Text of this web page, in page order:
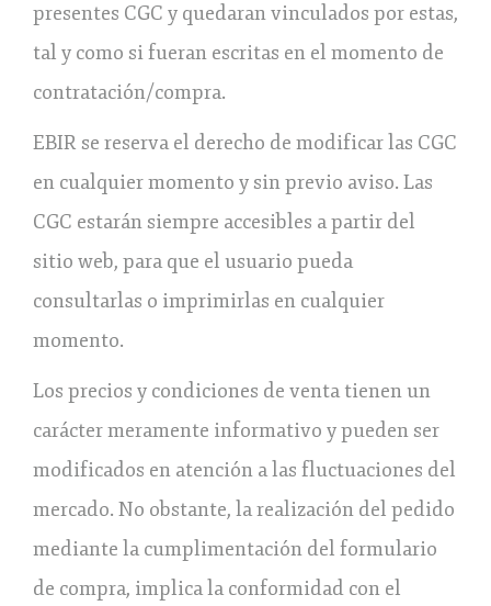
presentes CGC y quedaran vinculados por estas,
tal y como si fueran escritas en el momento de
contratación/compra.
EBIR se reserva el derecho de modificar las CGC
en cualquier momento y sin previo aviso. Las
CGC estarán siempre accesibles a partir del
sitio web, para que el usuario pueda
consultarlas o imprimirlas en cualquier
momento.
Los precios y condiciones de venta tienen un
carácter meramente informativo y pueden ser
modificados en atención a las fluctuaciones del
mercado. No obstante, la realización del pedido
mediante la cumplimentación del formulario
de compra, implica la conformidad con el